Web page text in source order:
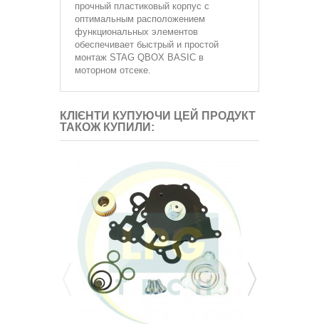
прочный пластиковый корпус с
оптимальным расположением
функциональных элементов
обеспечивает быстрый и простой
монтаж STAG QBOX BASIC в
моторном отсеке.
КЛІЄНТИ КУПУЮЧИ ЦЕЙ ПРОДУКТ
ТАКОЖ КУПИЛИ: